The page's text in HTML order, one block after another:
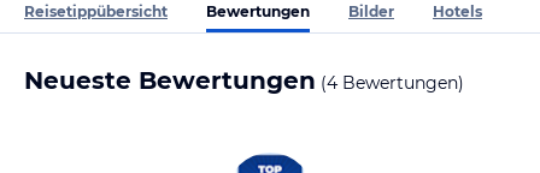
Reisetippübersicht Bewertungen Bilder Hotels
Neueste Bewertungen (4 Bewertungen)